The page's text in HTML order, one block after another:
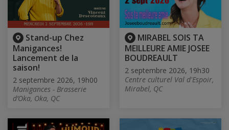
Stand-up Chez
Manigances!
Lancement de la
saison!
2 septembre 2026, 19h00
Manigances - Brasserie
d’Oka, Oka, QC
MIRABEL SOIS TA
MEILLEURE AMIE JOSEE
BOUDREAULT
2 septembre 2026, 19h30
Centre culturel Val d'Espoir,
Mirabel, QC